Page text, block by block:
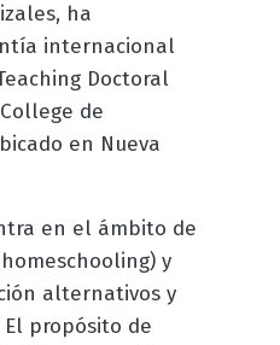
ha
internacional
Doctoral
de
en Nueva
en el ámbito de
y
alternativos y
propósito de